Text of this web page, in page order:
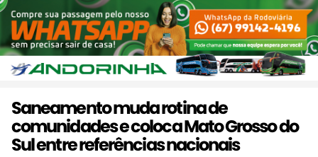
Saneamento muda rotina de
comunidades e coloca Mato Grosso do
Sul entre referências nacionais